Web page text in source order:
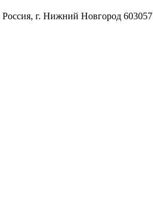
Россия, г. Нижний Новгород 603057